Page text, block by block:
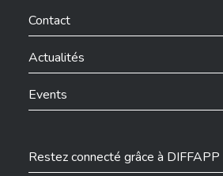
Contact
Actualités
Events
Restez connecté grâce à DIFFAPP